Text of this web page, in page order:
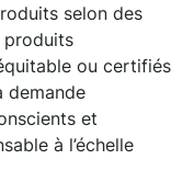
selon des
produits
ou certifiés
demande
et
à l’échelle